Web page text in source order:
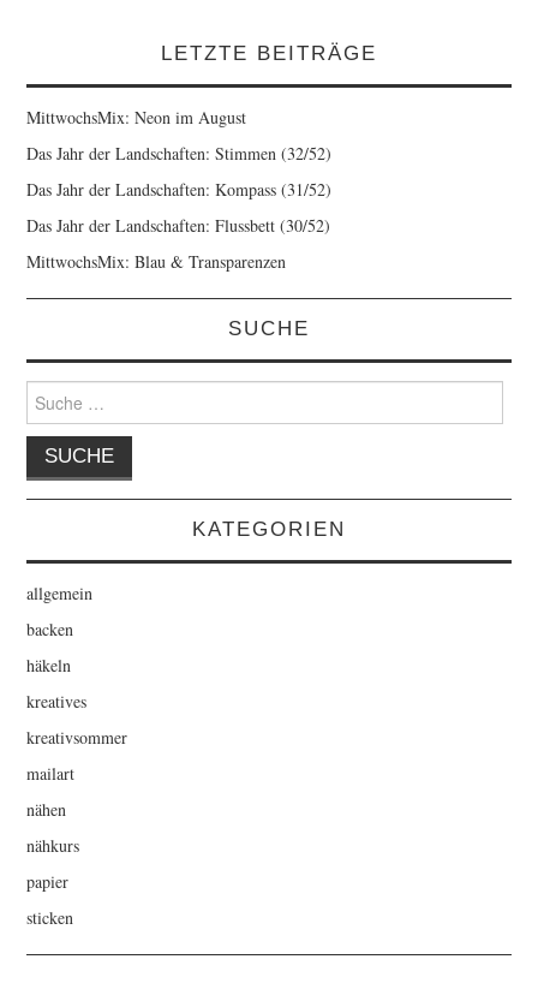
LETZTE BEITRÄGE
MittwochsMix: Neon im August
Das Jahr der Landschaften: Stimmen (32/52)
Das Jahr der Landschaften: Kompass (31/52)
Das Jahr der Landschaften: Flussbett (30/52)
MittwochsMix: Blau & Transparenzen
SUCHE
Suche
nach:
KATEGORIEN
allgemein
backen
häkeln
kreatives
kreativsommer
mailart
nähen
nähkurs
papier
sticken